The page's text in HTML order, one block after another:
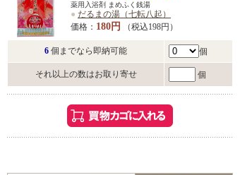
薬用入浴剤 まめふく銭湯
● だるまの湯（七転八起）
価格： 180円 （税込198円）
6 個までなら即納可能 個
それ以上の数はお取り寄せ 個